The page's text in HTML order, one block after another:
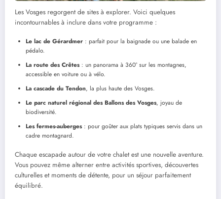
Les Vosges regorgent de sites à explorer. Voici quelques
incontournables à inclure dans votre programme :
Le lac de Gérardmer : parfait pour la baignade ou une balade en
pédalo.
La route des Crêtes: un panorama à 360° sur les montagnes,
accessible en voiture ou à vélo.
La cascade du Tendon, la plus haute des Vosges.
Le parc naturel régional des Ballons des Vosges, joyau de
biodiversité.
Les fermes-auberges: pour goûter aux plats typiques servis dans un
cadre montagnard.
Chaque escapade autour de votre chalet est une nouvelle aventure.
Vous pouvez même alterner entre activités sportives, découvertes
culturelles et moments de détente, pour un séjour parfaitement
équilibré.